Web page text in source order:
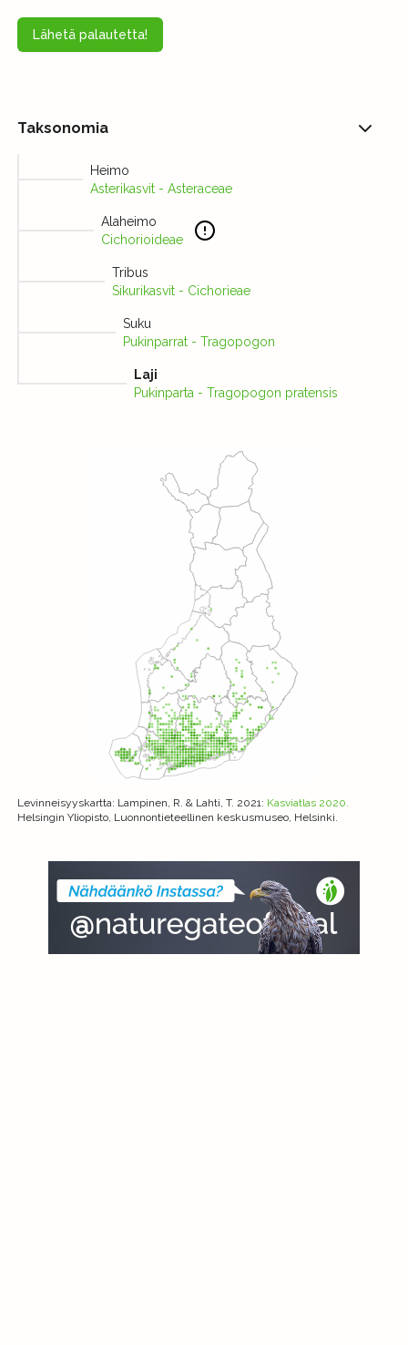
Lähetä palautetta!
Taksonomia
Heimo
Asterikasvit - Asteraceae
Alaheimo
Cichorioideae
Tribus
Sikurikasvit - Cichorieae
Suku
Pukinparrat - Tragopogon
Laji
Pukinparta - Tragopogon pratensis
Levinneisyyskartta: Lampinen, R. & Lahti, T. 2021: Kasviatlas 2020.
Helsingin Yliopisto, Luonnontieteellinen keskusmuseo, Helsinki.